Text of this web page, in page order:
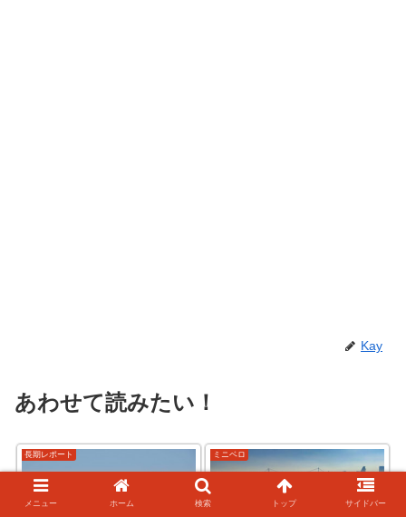
Kay
あわせて読みたい！
長期レポート ミニベロ
メニュー ホーム 検索 トップ サイドバー